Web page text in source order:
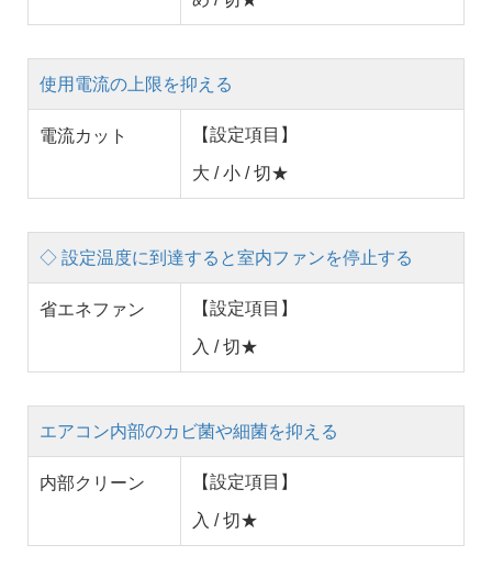
使用電流の上限を抑える
電流カット 【設定項目】
大 / 小 / 切★
◇ 設定温度に到達すると室内ファンを停止する
省エネファン 【設定項目】
入 / 切★
エアコン内部のカビ菌や細菌を抑える
内部クリーン 【設定項目】
入 / 切★